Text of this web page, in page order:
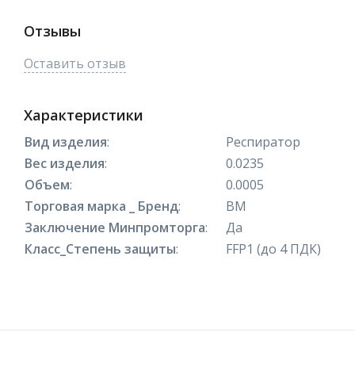
Отзывы
Оставить отзыв
Характеристики
Вид изделия:
Респиратор
Вес изделия:
0.0235
Объем:
0.0005
Торговая марка _ Бренд:
ВМ
Заключение Минпромторга:
Да
Класс_Степень защиты: FFP1 (до 4 ПДК)